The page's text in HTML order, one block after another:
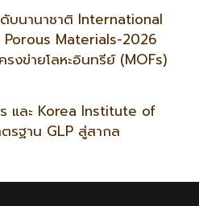
บนานาชาติ International
Materials-2026
งข่ายโลหะอินทรีย์ (MOFs)
และ Korea Institute of
รฐาน GLP สู่สากล